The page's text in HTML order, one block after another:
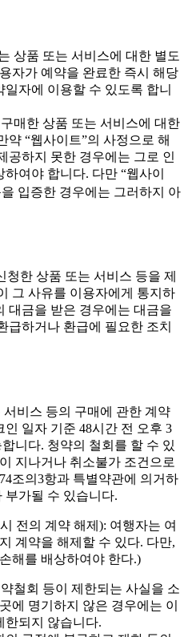
상품 또는 서비스에 대한 별도
자가 예약을 완료한 즉시 해당
자에 이용할 수 있도록 합니
매한 상품 또는 서비스에 대한
약 “웹사이트”의 사정으로 해
공하지 못한 경우에는 그로 인
여야 합니다. 다만 “웹사이
입증한 경우에는 그러하지 아
청한 상품 또는 서비스 등을 제
그 사유를 이용자에게 통지하
대금을 받은 경우에는 대금을
급하거나 환급에 필요한 조치
서비스 등의 구매에 관한 계약
일자 기준 48시간 전 오후 3
니다. 청약의 철회를 할 수 있
지나거나 취소불가 조건으로
조의3항과 특별약관에 의거하
부가될 수 있습니다.
전의 계약 해제): 여행자는 여
계약을 해제할 수 있다. 다만,
해를 배상하여야 한다.)
철회 등이 제한되는 사실을 소
에 명기하지 않은 경우에는 이
한되지 않습니다.